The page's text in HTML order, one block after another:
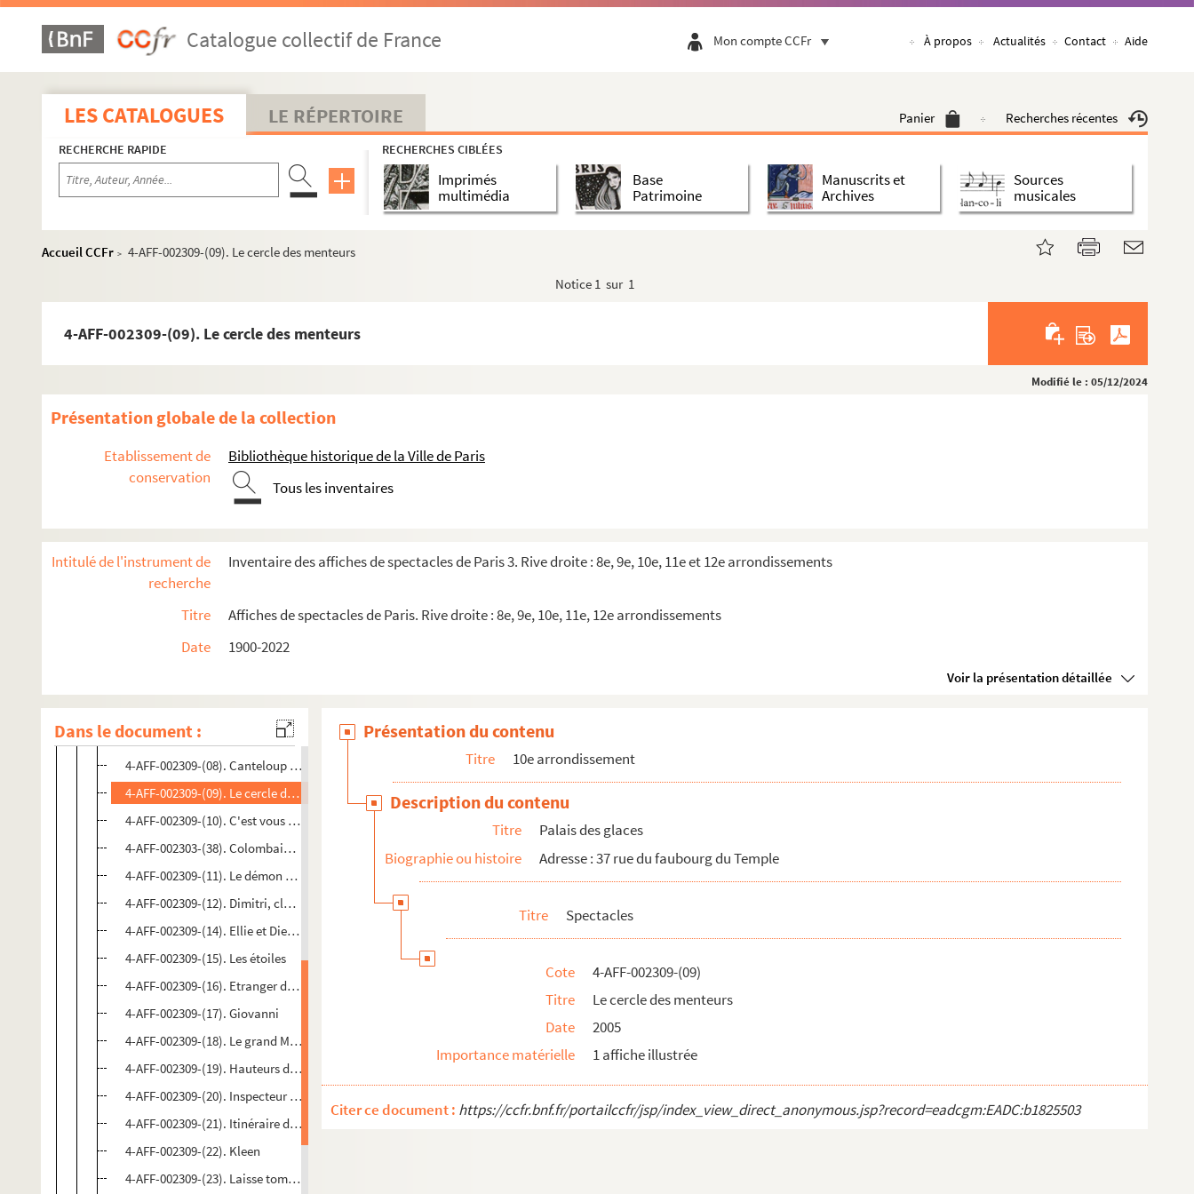
Catalogue collectif de France Mon compte CCFr À propos Actualités Contact Aide
LES CATALOGUES LE RÉPERTOIRE Panier Recherches récentes
RECHERCHE RAPIDE RECHERCHES CIBLÉES
Imprimés
multimédia
Base
Patrimoine
Manuscrits et
Archives
Sources
musicales
Accueil CCFr > 4-AFF-002309-(09). Le cercle des menteurs
Notice 1 sur 1
4-AFF-002309-(09). Le cercle des menteurs
Modifié le : 05/12/2024
Présentation globale de la collection
Etablissement de
conservation
Bibliothèque historique de la Ville de Paris
Tous les inventaires
Intitulé de l'instrument de
recherche
Inventaire des affiches de spectacles de Paris 3. Rive droite : 8e, 9e, 10e, 11e et 12e arrondissements
Titre
Affiches de spectacles de Paris. Rive droite : 8e, 9e, 10e, 11e, 12e arrondissements
Date
1900-2022
Voir la présentation détaillée
Dans le document :
8e arrondissement
9e arrondissement
10e arrondissement
L'Alhambra
L'Ambigu-comique
L'Archipel
Canal Saint-Martin
Centre culturel du 10e
Concert Mayol
Gymnase Trévise
Hôtel de Gouthière
La Java
La Mongole fière
Metamorphosis
New Morning
Spectacles
4-AFF-002309-(01). Anne Sylvestre
4-AFF-002309-(03). Arrête de pleurer Pénélope
4-AFF-002309-(04). Baden-Powell
4-AFF-002309-(06). Bigard
4-AFF-002309-(07). Brenda Wootton ; Bob Berky
4-AFF-002309-(08). Canteloup au Palais des glaces
4-AFF-002309-(09). Le cercle des menteurs
4-AFF-002309-(10). C'est vous qui voyez !
4-AFF-002303-(38). Colombaioni. Super clowns
4-AFF-002309-(11). Le démon de midi
4-AFF-002309-(12). Dimitri, clown
4-AFF-002309-(14). Ellie et Dieudonné. En garde à vue
4-AFF-002309-(15). Les étoiles
4-AFF-002309-(16). Etranger dans la nuit
4-AFF-002309-(17). Giovanni
4-AFF-002309-(18). Le grand Meaulnes
4-AFF-002309-(19). Hauteurs de Machu-Pichu
4-AFF-002309-(20). Inspecteur Toutou ; La sorcière du placard aux balais
4-AFF-002309-(21). Itinéraire d'un enfant de quartier
4-AFF-002309-(22). Kleen
4-AFF-002309-(23). Laisse tomber la neige !...
Présentation du contenu
Titre 10e arrondissement
Description du contenu
Titre
Palais des glaces
Biographie ou histoire
Adresse : 37 rue du faubourg du Temple
Titre Spectacles
Cote
4-AFF-002309-(09)
Titre
Le cercle des menteurs
Date
2005
Importance matérielle
1 affiche illustrée
Citer ce document : https://ccfr.bnf.fr/portailccfr/jsp/index_view_direct_anonymous.jsp?record=eadcgm:EADC:b1825503